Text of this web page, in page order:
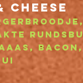
cheese